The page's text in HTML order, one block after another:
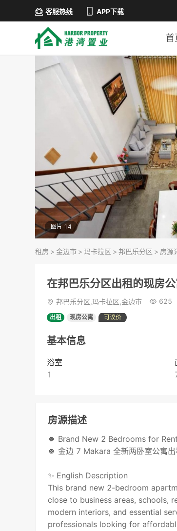
客服热线 APP下载
首
图片 14
租房 > 金边市 > 玛卡拉区 > 邦巴乐分区 > 房源
在邦巴乐分区出租的现房
邦巴乐分区,玛卡拉区,金边市 625
出租 现房公寓 可议价
基本信息
浴室
1
房源描述
🍀 Brand New 2 Bedrooms for
🍀 金边 7 Makara 全新两卧室公寓
✨ English Description
This brand new 2-bedroom
close to business areas, schools,
modern interiors, and essential
professionals looking for